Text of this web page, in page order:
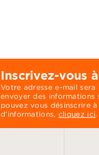
Inscrivez-vous
Votre adresse e-mail
envoyer des informations
pouvez vous désinscrire
d’informations, cliquez ici.